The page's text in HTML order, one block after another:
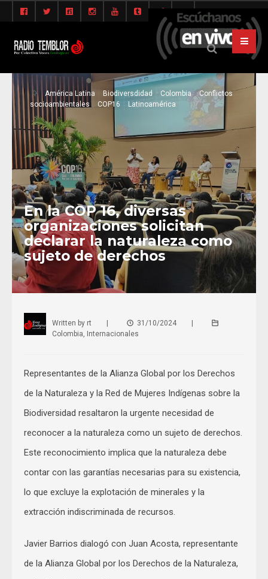
América Latina Biodiversdidad Colombia
Conflictos
socioambientales
COP16 Latinoamérica
En la COP 16, diversas
organizaciones solicitan
declarar la naturaleza como
sujeto de derechos
Written by rt 31/10/2024
Colombia, Internacionales
Representantes de la Alianza Global por los Derechos
de la Naturaleza y la Red de Mujeres Indígenas sobre la
Biodiversidad resaltaron la urgente necesidad de
reconocer a la naturaleza como un sujeto de derechos.
Este reconocimiento implica que la naturaleza debe
contar con las garantías necesarias para su existencia,
lo que excluye la explotación de minerales y la
extracción indiscriminada de recursos.
Javier Barrios dialogó con Juan Acosta, representante
de la Alianza Global por los Derechos de la Naturaleza,